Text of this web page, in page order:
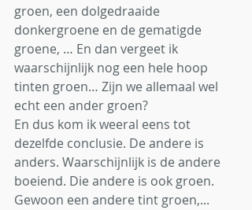
groen, een dolgedraaide
donkergroene en de gematigde
groene, … En dan vergeet ik
waarschijnlijk nog een hele hoop
tinten groen… Zijn we allemaal wel
echt een ander groen?
En dus kom ik weeral eens tot
dezelfde conclusie. De andere is
anders. Waarschijnlijk is de andere
boeiend. Die andere is ook groen.
Gewoon een andere tint groen,...